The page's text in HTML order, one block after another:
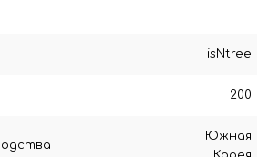
isNtree
200
Южная